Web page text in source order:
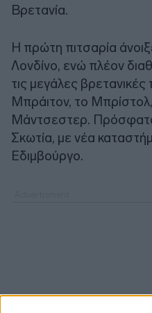
Βρετανία.
Η πρώτη πιτσαρία
Λονδίνο, ενώ πλέον
τις μεγάλες
Μπράιτον, το Μπρίστολ,
Μάντσεστερ.
Σκωτία, με νέα
Εδιμβούργο.